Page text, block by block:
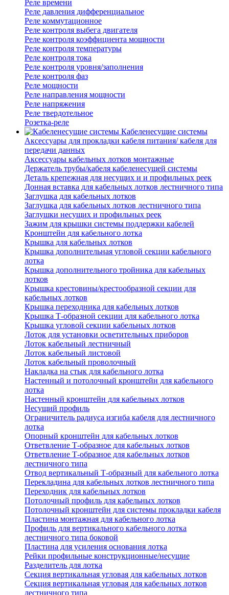
Реле времени
Реле давления дифференциальное
Реле коммутационное
Реле контроля выбега двигателя
Реле контроля коэффициента мощности
Реле контроля температуры
Реле контроля тока
Реле контроля уровня/заполнения
Реле контроля фаз
Реле мощности
Реле направления мощности
Реле напряжения
Реле твердотельное
Розетка-реле
Кабеленесущие системы
Аксессуары для прокладки кабеля питания/ кабеля для
передачи данных
Аксессуары кабельных лотков монтажные
Держатель трубы/кабеля кабеленесущей системы
Деталь крепежная для несущих и и профильных реек
Донная вставка для кабельных лотков лестничного типа
Заглушка для кабельных лотков
Заглушка для кабельных лотков лестничного типа
Заглушки несущих и профильных реек
Зажим для крышки системы поддержки кабелей
Кронштейн для кабельного лотка
Крышка для кабельных лотков
Крышка дополнительная угловой секции кабельного
лотка
Крышка дополнительного тройника для кабельных
лотков
Крышка крестовины/крестообразной секции для
кабельных лотков
Крышка переходника для кабельных лотков
Крышка Т-образной секции для кабельного лотка
Крышка угловой секции кабельных лотков
Лоток для установки осветительных приборов
Лоток кабельный лестничный
Лоток кабельный листовой
Лоток кабельный проволочный
Накладка на стык для кабельного лотка
Настенный и потолочный кронштейн для кабельного
лотка
Настенный кронштейн для кабельных лотков
Несущий профиль
Ограничитель радиуса изгиба кабеля для лестничного
лотка
Опорный кронштейн для кабельных лотков
Ответвление Т-образное для кабельных лотков
Ответвление Т-образное для кабельных лотков
лестничного типа
Отвод вертикальный Т-образный для кабельного лотка
Перекладина для кабельных лотков лестничного типа
Переходник для кабельных лотков
Потолочный профиль для кабельных лотков
Потолочный кронштейн для системы прокладки кабеля
Пластина монтажная для кабельного лотка
Профиль для вертикального кабельного лотка
лестничного типа боковой
Пластина для усиления основания лотка
Рейки профильные конструкционные/несущие
Разделитель для лотка
Секция вертикальная угловая для кабельных лотков
Секция вертикальная угловая для кабельных лотков
лестничного типа